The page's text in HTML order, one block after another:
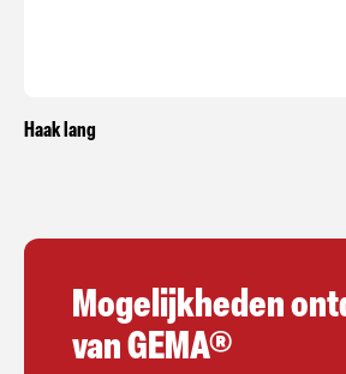
Haak lang
Mogelijkheden
van GEMA®